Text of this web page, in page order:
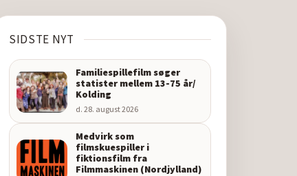
SIDSTE NYT
Familiespillefilm søger
statister mellem 13-75 år/
Kolding
d. 28. august 2026
Medvirk som
filmskuespiller i
fiktionsfilm fra
Filmmaskinen (Nordjylland)